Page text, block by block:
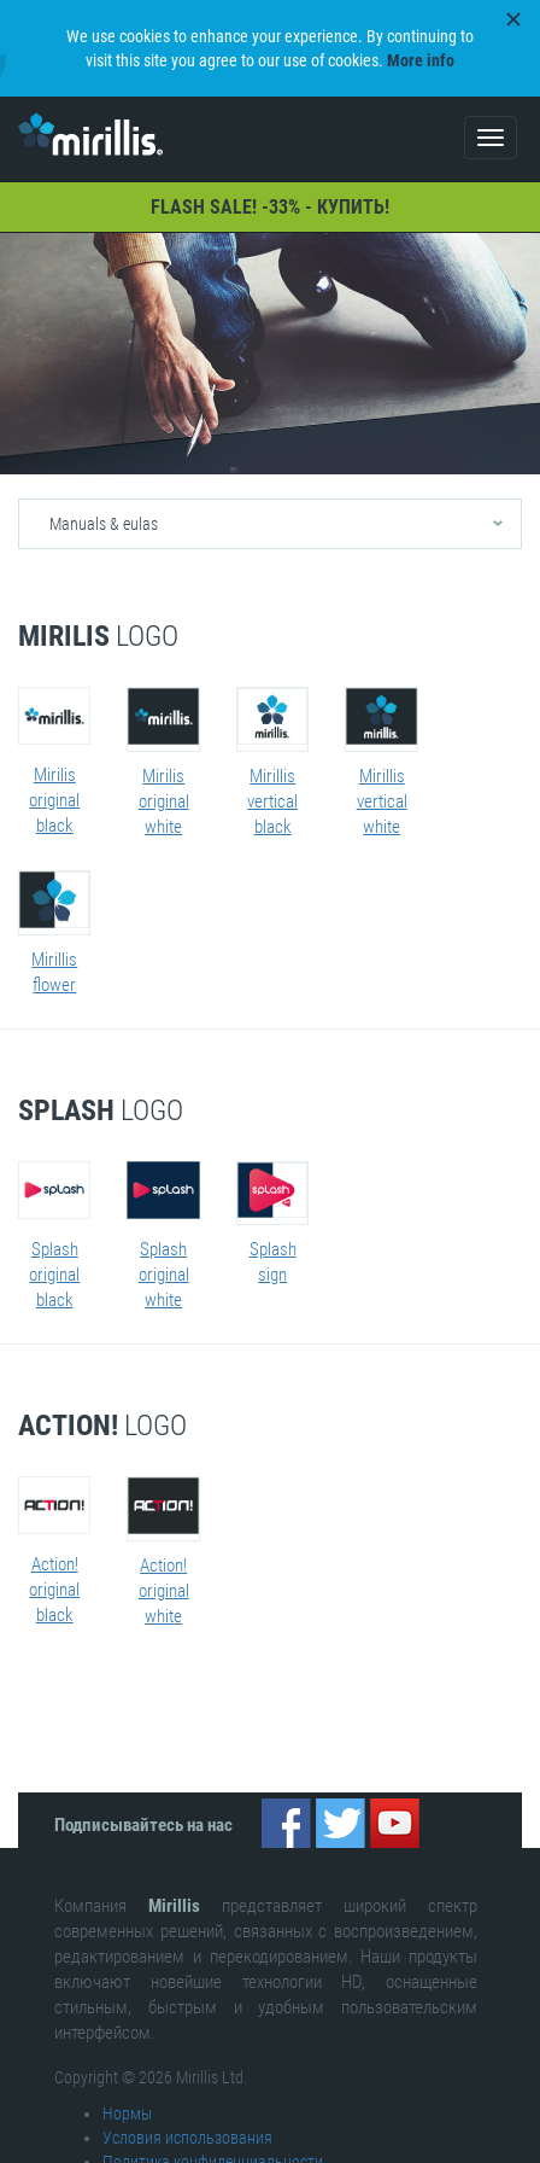
We use cookies to enhance your experience. By continuing to
visit this site you agree to our use of cookies. More info
Toggle
FLASH SALE! -33% - КУПИТЬ!
Manuals & eulas
MIRILIS LOGO
Mirilis
original
black
Mirilis
original
white
Mirillis
vertical
black
Mirillis
vertical
white
Mirillis
flower
SPLASH LOGO
Splash
original
black
Splash
original
white
Splash
sign
ACTION! LOGO
Action!
original
black
Action!
original
white
Подписывайтесь на нас
Компания Mirillis представляет широкий спектр
современных решений, связанных с воспроизведением,
редактированием и перекодированием. Наши продукты
включают новейшие технологии HD, оснащенные
стильным, быстрым и удобным пользовательским
интерфейсом.
Copyright © 2026 Mirillis Ltd.
Нормы
Условия использования